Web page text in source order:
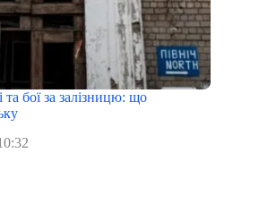
бої за залізницю: що